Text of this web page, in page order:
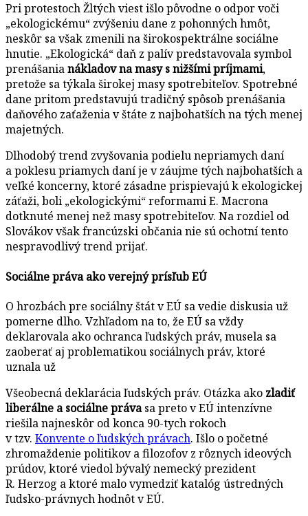
Pri protestoch Žltých viest išlo pôvodne o odpor voči
„ekologickému“ zvýšeniu dane z pohonných hmôt,
neskôr sa však zmenili na širokospektrálne sociálne
hnutie. „Ekologická“ daň z palív predstavovala symbol
prenášanianákladov na masy s nižšími príjmami,
pretože sa týkala širokej masy spotrebiteľov. Spotrebné
dane pritom predstavujú tradičný spôsob prenášania
daňového zaťaženia v štáte z najbohatších na tých menej
majetných.
Dlhodobý trend zvyšovania podielu nepriamych daní
a poklesu priamych daní je v záujme tých najbohatších a
veľké koncerny, ktoré zásadne prispievajú k ekologickej
záťaži, boli „ekologickými“ reformami E. Macrona
dotknuté menej než masy spotrebiteľov. Na rozdiel od
Slovákov však francúzski občania nie sú ochotní tento
nespravodlivý trend prijať.
Sociálne práva ako verejný prísľub EÚ
O hrozbách pre sociálny štát v EÚ sa vedie diskusia už
pomerne dlho. Vzhľadom na to, že EÚ sa vždy
deklarovala ako ochranca ľudských práv, musela sa
zaoberať aj problematikou sociálnych práv, ktoré
uznala už
Všeobecná deklarácia ľudských práv. Otázka ako zladiť
liberálne a sociálne právasa preto v EÚ intenzívne
riešila najneskôr od konca 90-tych rokoch
v tzv. Konvente o ľudských právach. Išlo o početné
zhromaždenie politikov a filozofov z rôznych ideových
prúdov, ktoré viedol bývalý nemecký prezident
R. Herzog a ktoré malo vymedziť katalóg ústredných
ľudsko-právnych hodnôt v EÚ.